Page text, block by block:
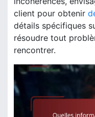
client pour obtenir
détails spécifiques
résoudre tout
rencontrer.